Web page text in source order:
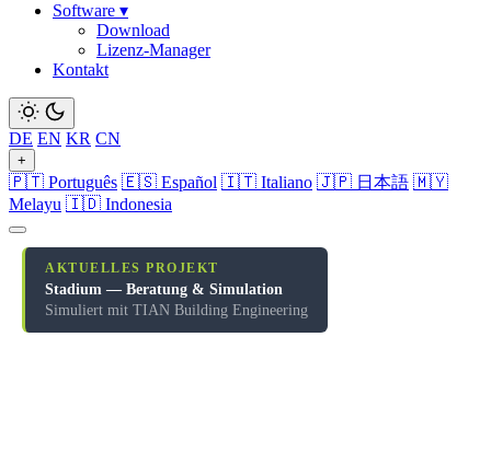
Software ▾
Download
Lizenz-Manager
Kontakt
DE EN KR CN
+
🇵🇹 Português 🇪🇸 Español 🇮🇹 Italiano 🇯🇵 日本語 🇲🇾
Melayu 🇮🇩 Indonesia
AKTUELLES PROJEKT
Stadium — Beratung & Simulation
Simuliert mit TIAN Building Engineering